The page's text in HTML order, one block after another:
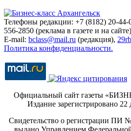
Телефоны редакции: +7 (8182) 20-44-
556-2850 (реклама в газете и на сайте)
E-mail: bclass@mail.ru (редакция),
Политика конфиденциальности.
Официальный сайт газеты
Издание зарегистрировано 22
Свидетельство о регистрации ПИ
выдано Управлением